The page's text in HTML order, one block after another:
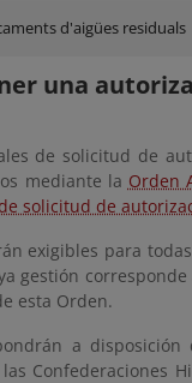
d'aigües residuals
una
de solicitud de
mediante la Orden
solicitud de
exigibles para
gestión
esta Orden.
a
Confederaciones